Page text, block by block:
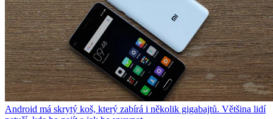
Android má skrytý koš, který zabírá i několik gigabajtů. Většina lidí